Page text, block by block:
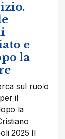
e
la
sul ruolo
il
la
2025 Il